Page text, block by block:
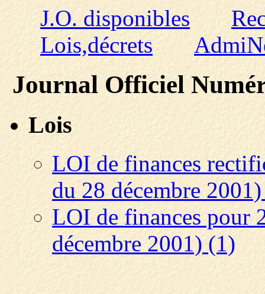
J.O. disponibles
Lois,décrets
Journal Officiel
Lois
LOI de finances
du 28 décembre
LOI de finances pour
décembre 2001) (1)